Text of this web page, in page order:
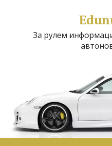
За рулем